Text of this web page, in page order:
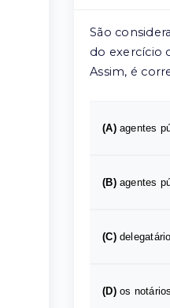
São
do exercício
Assim, é
(A) agentes
(B) agentes
(C)
(D) os